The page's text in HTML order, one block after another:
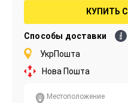
КУПИТЬ
Способы доставки
УкрПошта
Нова Пошта
Местоположение